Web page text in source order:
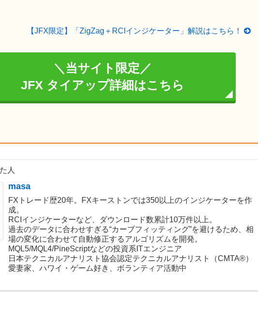
【JFX限定】「ZigZag＋RCIインジケーター」解説はこちら！
＼当サイト限定／
JFX タイアップ詳細はこちら
人
masa
FXトレード歴20年。FXキーストンでは350以上のインジケーターを作
成。
RCIインジケーターなど、ダウンロード数累計10万件以上。
過去のデータに合わせすぎる“カーブフィッティング”を避けるため、相
場の変化に合わせて自動修正するアルゴリズムを開発。
MQL5/MQL4/PineScriptなどの投資系ITエンジニア
日本テクニカルアナリスト協会認定テクニカルアナリスト（CMTA®）
愛妻家、ハワイ・ゲーム好き、ボランティア活動中